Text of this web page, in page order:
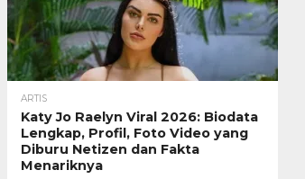
ARTIS
Katy Jo Raelyn Viral 2026: Biodata
Lengkap, Profil, Foto Video yang
Diburu Netizen dan Fakta
Menariknya